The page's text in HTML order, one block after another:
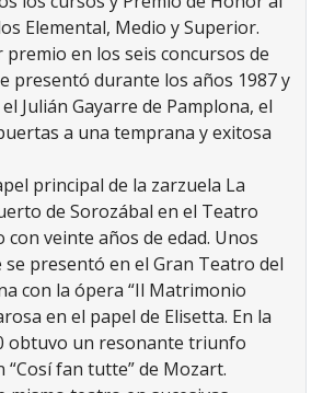
Elemental, Medio y Superior.
en los seis concursos de
presentó durante los años 1987 y
Julián Gayarre de Pamplona, el
a una temprana y exitosa
principal de la zarzuela La
de Sorozábal en el Teatro
veinte años de edad. Unos
se presentó en el Gran Teatro del
con la ópera “Il Matrimonio
en el papel de Elisetta. En la
obtuvo un resonante triunfo
“Cosí fan tutte” de Mozart.